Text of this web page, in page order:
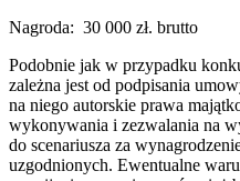
Nagroda: 30 000 zł. brutto
Podobnie jak w przypadku
zależna jest od podpisania
na niego autorskie prawa
wykonywania i zezwalania na
do scenariusza za
uzgodnionych. Ewentualne